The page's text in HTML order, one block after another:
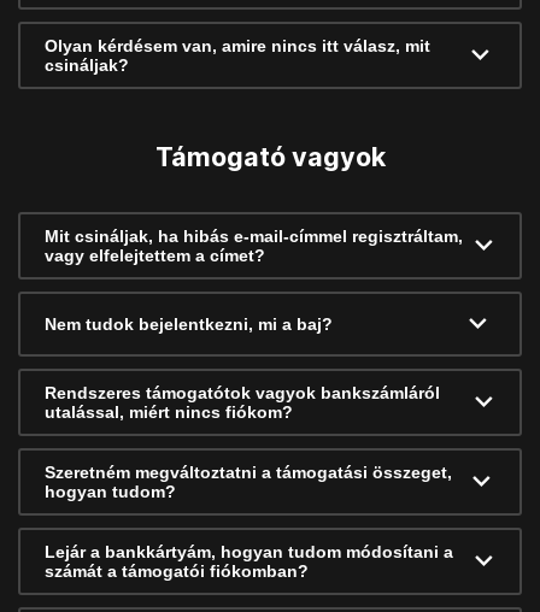
Olyan kérdésem van, amire nincs itt válasz, mit
csináljak?
Támogató vagyok
Mit csináljak, ha hibás e-mail-címmel regisztráltam,
vagy elfelejtettem a címet?
Nem tudok bejelentkezni, mi a baj?
Rendszeres támogatótok vagyok bankszámláról
utalással, miért nincs fiókom?
Szeretném megváltoztatni a támogatási összeget,
hogyan tudom?
Lejár a bankkártyám, hogyan tudom módosítani a
számát a támogatói fiókomban?